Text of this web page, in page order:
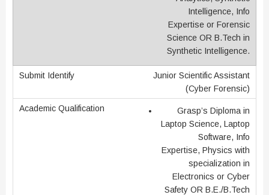
Intelligence, Info
Expertise or Forensic
Science OR B.Tech in
Synthetic Intelligence.
Junior Scientific Assistant
(Cyber Forensic)
Grasp’s Diploma in
Laptop Science, Laptop
Software, Info
Expertise, Physics with
specialization in
Electronics or Cyber
Safety OR B.E./B.Tech